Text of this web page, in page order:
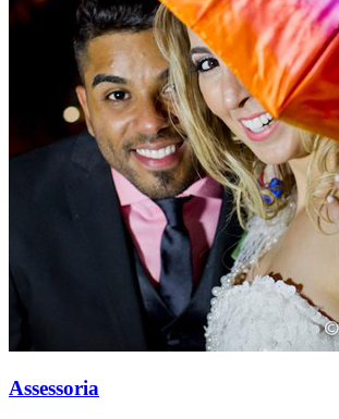
Assessoria